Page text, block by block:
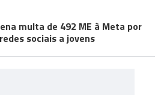
multa de 492 ME à Meta por
sociais a jovens